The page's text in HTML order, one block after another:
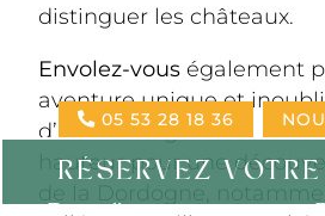
05 53 28 18 36
RÉSERVEZ
distinguer les châteaux.
Envolez-vous également
aventure unique et
d’une montgolfière !
hauteur pour une
de la Dordogne,